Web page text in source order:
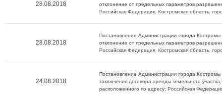
28.08.2018
отклонение от предельных параметров
Российская Федерация, Костромская область,
28.08.2018
Постановление Администрации города
отклонение от предельных параметров
Российская Федерация, Костромская область,
24.08.2018
Постановление Администрации города
заключения договора аренды земельного
расположенного по адресу: Российская